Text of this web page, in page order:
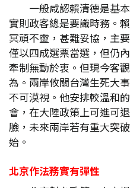
一般咸認賴清德是基
實則政客總是要識時務。
冥頑不靈，甚難妥協，主
僅以四成選票當選，但仍
牽制無動於衷。但現今客
為。兩岸攸關台灣生死大
不可漠視。他安排較溫和
會，在大陸政策上可進可
臉，未來兩岸若有重大突
始。
北京作法務實有彈性